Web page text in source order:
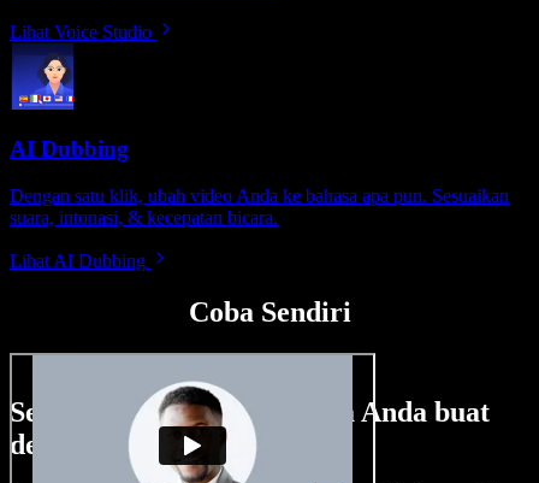
Lihat Voice Studio
AI Dubbing
Dengan satu klik, ubah video Anda ke bahasa apa pun. Sesuaikan
suara, intonasi, & kecepatan bicara.
Lihat AI Dubbing
Coba Sendiri
Sedikit contoh hal yang bisa Anda buat
dengan Speechify Studio.